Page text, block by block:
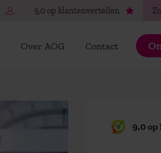
9,0 op klantenvertellen
Over AOG Contact
9,0